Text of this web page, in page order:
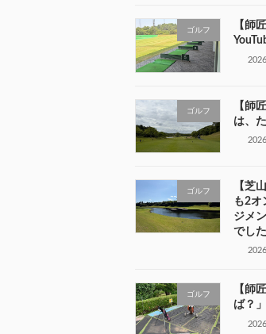
ゴルフ
【師
ゴルフ
【師
は、
ゴルフ
【芝
も2オ
ジメ
でした
ゴルフ
【師
ば？